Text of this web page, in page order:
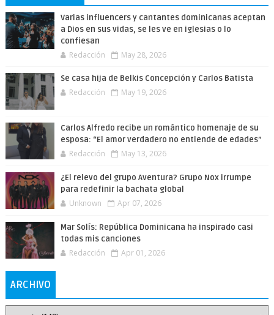
Varias influencers y cantantes dominicanas aceptan
a Dios en sus vidas, se les ve en iglesias o lo
confiesan
Redacción May 28, 2026
Se casa hija de Belkis Concepción y Carlos Batista
Redacción May 19, 2026
Carlos Alfredo recibe un romántico homenaje de su
esposa: “El amor verdadero no entiende de edades”
Redacción May 13, 2026
¿El relevo del grupo Aventura? Grupo Nox irrumpe
para redefinir la bachata global
Unknown Apr 07, 2026
Mar Solís: República Dominicana ha inspirado casi
todas mis canciones
Redacción Apr 01, 2026
ARCHIVO